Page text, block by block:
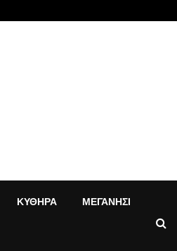
ΚΥΘΗΡΑ ΜΕΓΑΝΗΣΙ